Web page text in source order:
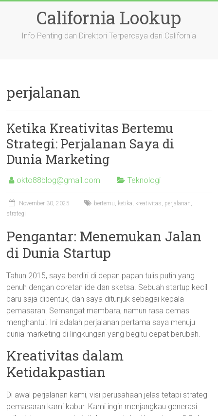
California Lookup
Info Penting dan Direktori Terpercaya dari California
perjalanan
Ketika Kreativitas Bertemu
Strategi: Perjalanan Saya di
Dunia Marketing
okto88blog@gmail.com Teknologi
November 30, 2025 bertemu, ketika, kreativitas, perjalanan,
strategi
Pengantar: Menemukan Jalan
di Dunia Startup
Tahun 2015, saya berdiri di depan papan tulis putih yang
penuh dengan coretan ide dan sketsa. Sebuah startup kecil
baru saja dibentuk, dan saya ditunjuk sebagai kepala
pemasaran. Semangat membara, namun rasa cemas
menghantui. Ini adalah perjalanan pertama saya menuju
dunia marketing di lingkungan yang begitu cepat berubah.
Kreativitas dalam
Ketidakpastian
Di awal perjalanan kami, visi perusahaan jelas tetapi strategi
pemasaran kami kabur. Kami ingin menjangkau generasi